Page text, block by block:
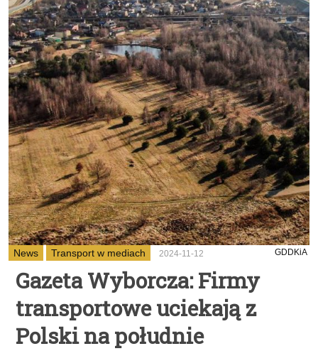
News Transport w mediach 2024-11-12 GDDKiA
Gazeta Wyborcza: Firmy
transportowe uciekają z
Polski na południe